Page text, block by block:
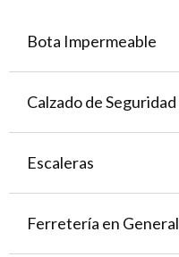
Bota Impermeable
Calzado de Seguridad
Escaleras
Ferretería en General